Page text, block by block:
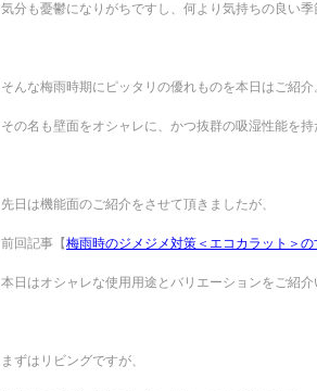
気分も憂鬱になりがちですし、何より気持ちの良い
そんな梅雨時期にピッタリの優れものを本日はご紹介
その名も壁面をオシャレに、かつ抜群の吸湿性能を持
先日は機能面のご紹介をさせて頂きましたが、
前回記事【梅雨時のジメジメ対策＜エコカラット＞の
本日はオシャレな使用用途とバリエーションをご紹介
まずはリビングですが、